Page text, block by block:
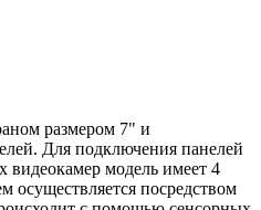
размером 7" и
Для подключения панелей
видеокамер модель имеет 4
осуществляется посредством